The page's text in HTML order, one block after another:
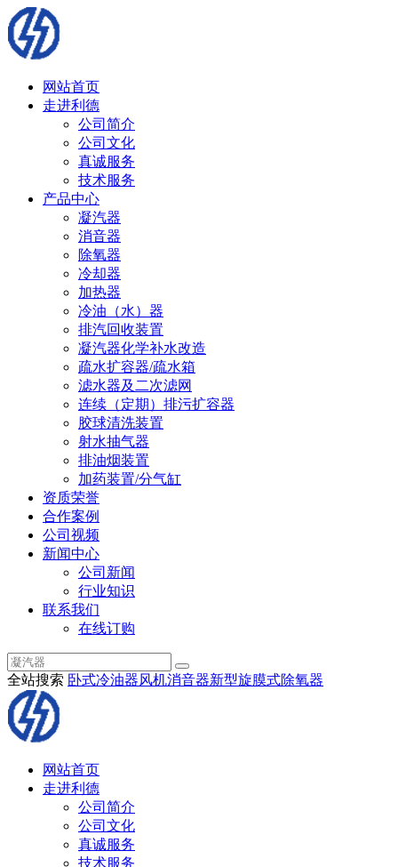
网站首页
走进利德
公司简介
公司文化
真诚服务
技术服务
产品中心
凝汽器
消音器
除氧器
冷却器
加热器
冷油（水）器
排汽回收装置
凝汽器化学补水改造
疏水扩容器/疏水箱
滤水器及二次滤网
连续（定期）排污扩容器
胶球清洗装置
射水抽气器
排油烟装置
加药装置/分气缸
资质荣誉
合作案例
公司视频
新闻中心
公司新闻
行业知识
联系我们
在线订购
全站搜索 卧式冷油器风机消音器新型旋膜式除氧器
网站首页
走进利德
公司简介
公司文化
真诚服务
技术服务